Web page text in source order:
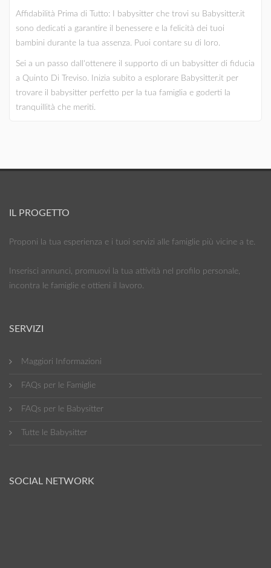
Affidabilità Prima di Tutto: I babysitter che trovi su Babysitter.it
sono dedicati a garantire il benessere e la felicità dei tuoi
bambini durante la tua assenza. Puoi contare su di loro.
Sei a un passo dall'ottenere il supporto di un babysitter di fiducia
a Quinto Di Treviso. Inizia subito a esplorare Babysitter.it per
trovare il babysitter perfetto per la tua famiglia e goderti la
tranquillità che meriti.
IL PROGETTO
Proponi la tua esperienza e i tuoi servizi alle famiglie più vicine a te.
Inserisci annunci, promuovi la tua attività nel profilo personale,
incontra le famiglie e ottieni il lavoro.
SERVIZI
Maggiori Informazioni
FAQs per le Famiglie
FAQs per le Babysitter
Tutte le Babysitter
SOCIAL NETWORK